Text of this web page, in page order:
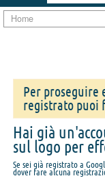
Home
Per proseguire
registrato puoi
Hai già
sul logo per
Se sei già registrato a
dover fare alcuna